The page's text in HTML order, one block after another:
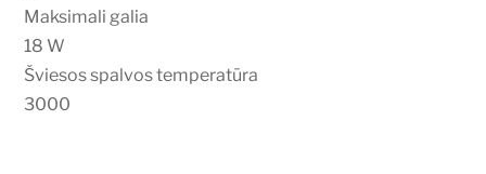
Maksimali galia
18 W
Šviesos spalvos temperatūra
3000